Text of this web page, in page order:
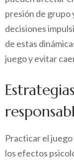
presión de grupo
decisiones
de estas
juego y evitar
Practicar el
los efectos